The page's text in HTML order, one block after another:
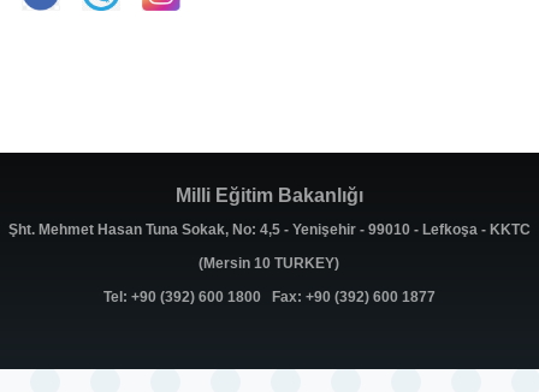
Milli Eğitim Bakanlığı
Şht. Mehmet Hasan Tuna Sokak, No: 4,5 - Yenişehir - 99010 - Lefkoşa - KKTC
(Mersin 10 TURKEY)
Tel: +90 (392) 600 1800 Fax: +90 (392) 600 1877